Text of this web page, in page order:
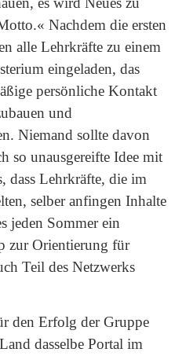
Nachdem die ersten
alle Lehrkräfte zu einem
eingeladen, das
persönliche Kontakt
und
Niemand sollte davon
so unausgereifte Idee mit
dass Lehrkräfte, die im
selber anfingen Inhalte
jeden Sommer ein
zur Orientierung für
Teil des Netzwerks
den Erfolg der Gruppe
dasselbe Portal im